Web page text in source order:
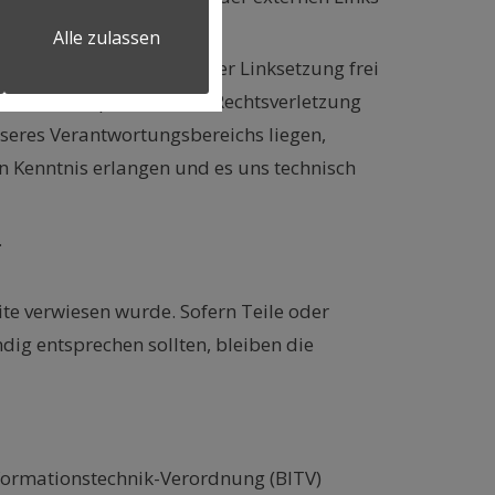
waren im Zeitpunkt der Linksetzung frei
Anhaltspunkte einer Rechtsverletzung
Verantwortungsbereichs liegen,
erlangen und es uns technisch
verwiesen wurde. Sofern Teile oder
entsprechen sollten, bleiben die
Verordnung (BITV)
Alle zulassen